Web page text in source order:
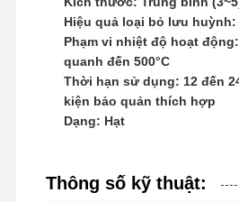
Polyacrylamit anion
polyacrylamit không ion
Phân hợp phân bón chất bảo vệ
Chất làm gel để phá vỡ axit hóa
Hiệu quả loại bỏ lưu huỳnh:
Phạm vi nhiệt độ hoạt
quanh đến 500°C
Thời hạn sử dụng: 12 đến
kiện bảo quản thích hợp
Dạng: Hạt
Thông số kỹ thuật: